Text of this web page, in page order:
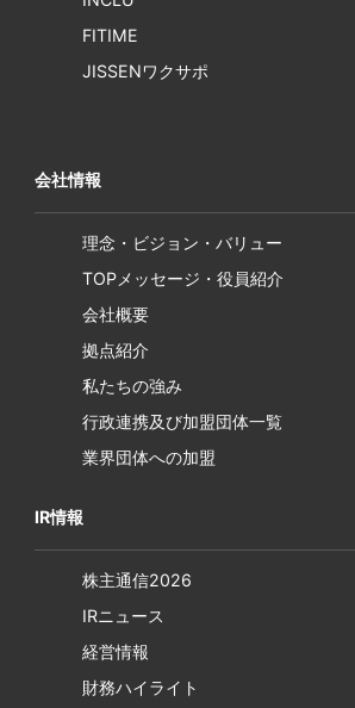
FITIME
JISSENワクサポ
会社情報
理念・ビジョン・バリュー
TOPメッセージ・役員紹介
会社概要
拠点紹介
私たちの強み
行政連携及び加盟団体一覧
業界団体への加盟
IR情報
株主通信2026
IRニュース
経営情報
財務ハイライト